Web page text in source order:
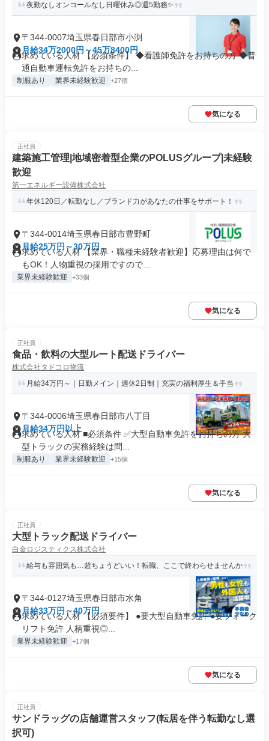
夜勤なしオンコールなし日曜休み◎週5勤務✨
〒344-0007埼玉県春日部市小渕
月給34万2000円～45万8400円
求めている人材 【必須条件】 ◆看護師免許をお持ちの方 ◆普
通自動車運転免許をお持ちの...
制服あり 業界未経験歓迎 +27個
気になる
正社員
建築施工管理|地域密着型企業のPOLUSグループ|未経験
歓迎
第一エネルギー設備株式会社
年休120日／転勤なし／ブランド力があなたの仕事をサポート！
〒344-0014埼玉県春日部市豊野町
月給25万円～30万円
求めている人材 【業界・職種未経験者歓迎】応募理由は何で
もOK！人物重視の採用ですので...
業界未経験歓迎 +33個
気になる
正社員
食品・飲料の大型ルート配送ドライバー
株式会社タドコロ物流
月給34万円～｜日勤メイン｜週休2日制｜充実の福利厚生＆手当
〒344-0006埼玉県春日部市八丁目
月給34万円以上
求めている人材 ■必須条件 ✅大型自動車免許をお持ちの方 大
型トラックの実務経験は問...
制服あり 業界未経験歓迎 +15個
気になる
正社員
大型トラック配送ドライバー
白金ロジスティクス株式会社
給与も雰囲気も…超ちょうどいい！転職、ここで終わらせませんか
〒344-0127埼玉県春日部市水角
月給33万円～40万円
求めている人材 【必須要件】 ●要大型自動車免許 ●要フォーク
リフト免許 人柄重視◎...
業界未経験歓迎 +17個
気になる
正社員
サンドラッグの店舗運営スタッフ(転居を伴う転勤なし選
択可)